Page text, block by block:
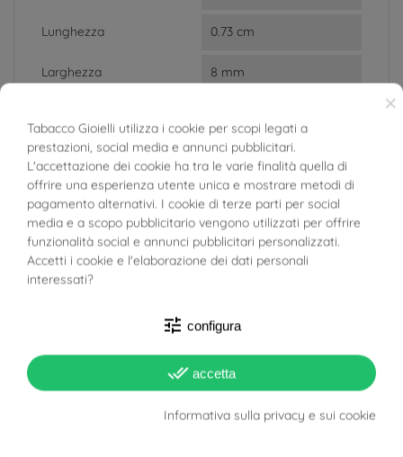
Lunghezza 0.73 cm
Larghezza 8 mm
Target
Baby
Donna
Tipo Orecchino
A Lobo
Chiusura Farfallina
×
Tabacco Gioielli utilizza i cookie per scopi legati a
prestazioni, social media e annunci pubblicitari.
L'accettazione dei cookie ha tra le varie finalità quella di
offrire una esperienza utente unica e mostrare metodi di
pagamento alternativi. I cookie di terze parti per social
media e a scopo pubblicitario vengono utilizzati per offrire
funzionalità social e annunci pubblicitari personalizzati.
Accetti i cookie e l'elaborazione dei dati personali
interessati?
tune configura
done_all accetta
Informativa sulla privacy e sui cookie